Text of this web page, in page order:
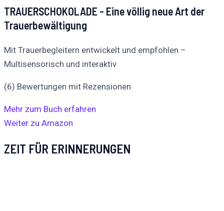
TRAUERSCHOKOLADE - Eine völlig neue Art der
Trauerbewältigung
Mit Trauerbegleitern entwickelt und empfohlen –
Multisensorisch und interaktiv
(6) Bewertungen mit Rezensionen
Mehr zum Buch erfahren
Weiter zu Amazon
ZEIT FÜR ERINNERUNGEN